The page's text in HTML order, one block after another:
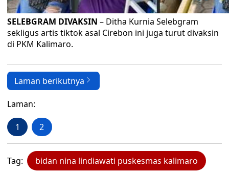
SELEBGRAM DIVAKSIN – Ditha Kurnia Selebgram
sekligus artis tiktok asal Cirebon ini juga turut divaksin
di PKM Kalimaro.
Laman berikutnya
Laman:
1 2
Tag: bidan nina lindiawati puskesmas kalimaro